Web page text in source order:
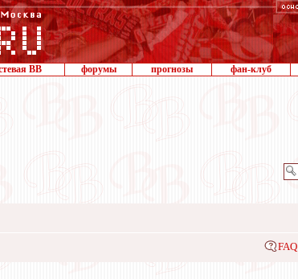
ВВ форумы прогнозы фан-клуб
FAQ